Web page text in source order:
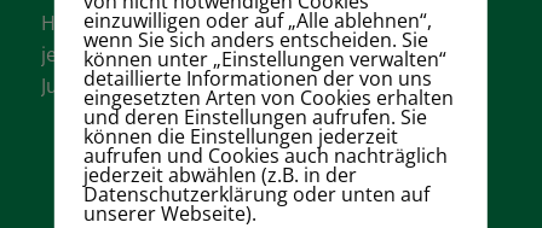
Hannovers mit vielen aktiven Mannschaften in
jeder Altersklasse für Damen, Herren und
Jugendliche.
einzuwilligen oder auf „Alle ablehnen“,
wenn Sie sich anders entscheiden. Sie
können unter „Einstellungen verwalten“
detaillierte Informationen der von uns
eingesetzten Arten von Cookies erhalten
und deren Einstellungen aufrufen. Sie
können die Einstellungen jederzeit
aufrufen und Cookies auch nachträglich
jederzeit abwählen (z.B. in der
Datenschutzerklärung oder unten auf
unserer Webseite).